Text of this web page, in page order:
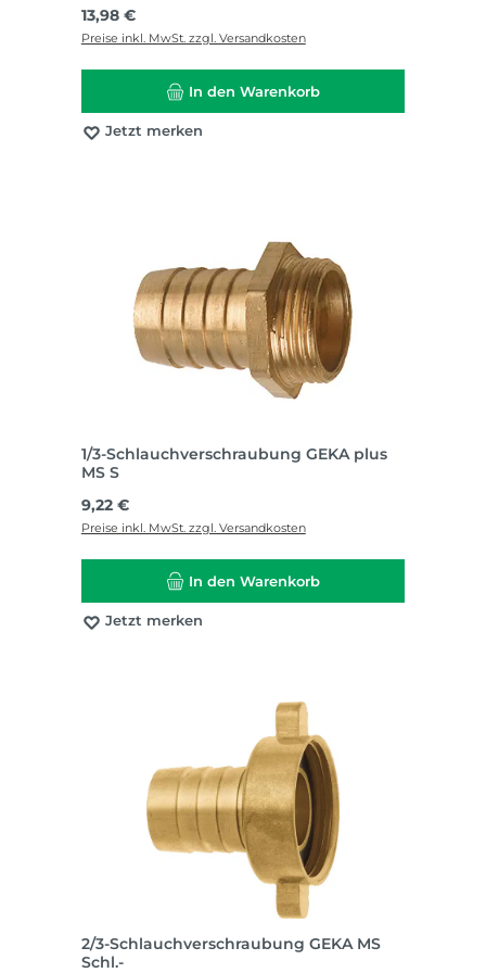
Regulärer Preis:
13,98 €
Preise inkl. MwSt. zzgl. Versandkosten
In den Warenkorb
Jetzt merken
1/3-Schlauchverschraubung GEKA plus
MS S
Regulärer Preis:
9,22 €
Preise inkl. MwSt. zzgl. Versandkosten
In den Warenkorb
Jetzt merken
2/3-Schlauchverschraubung GEKA MS
Schl.-